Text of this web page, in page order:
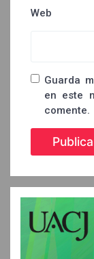
Web
Guarda
en este
comente.